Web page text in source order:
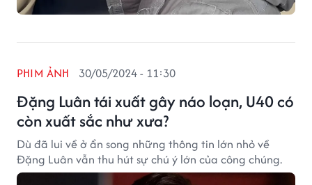
Đặng Luân tái xuất gây náo loạn, U40 có
còn xuất sắc như xưa?
PHIM ẢNH 30/05/2024 - 11:30
Dù đã lui về ở ẩn song những thông tin lớn nhỏ về
Đặng Luân vẫn thu hút sự chú ý lớn của công chúng.